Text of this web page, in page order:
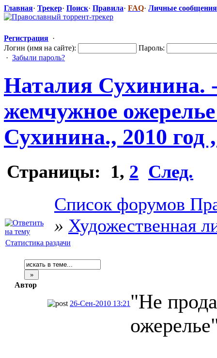
Главная· Трекер· Поиск· Правила· FAQ· Личные сообщения
Регистрация ·
Логин (имя на сайте):
Пароль:
· Забыли пароль?
Наталия Сухинина.
жемчужное
Сухинина., 2010 год
Страницы: 1, 2 След.
Список форумов
» Художественная
Статистика раздачи
Автор
26-Сен-2010 13:21 "Не